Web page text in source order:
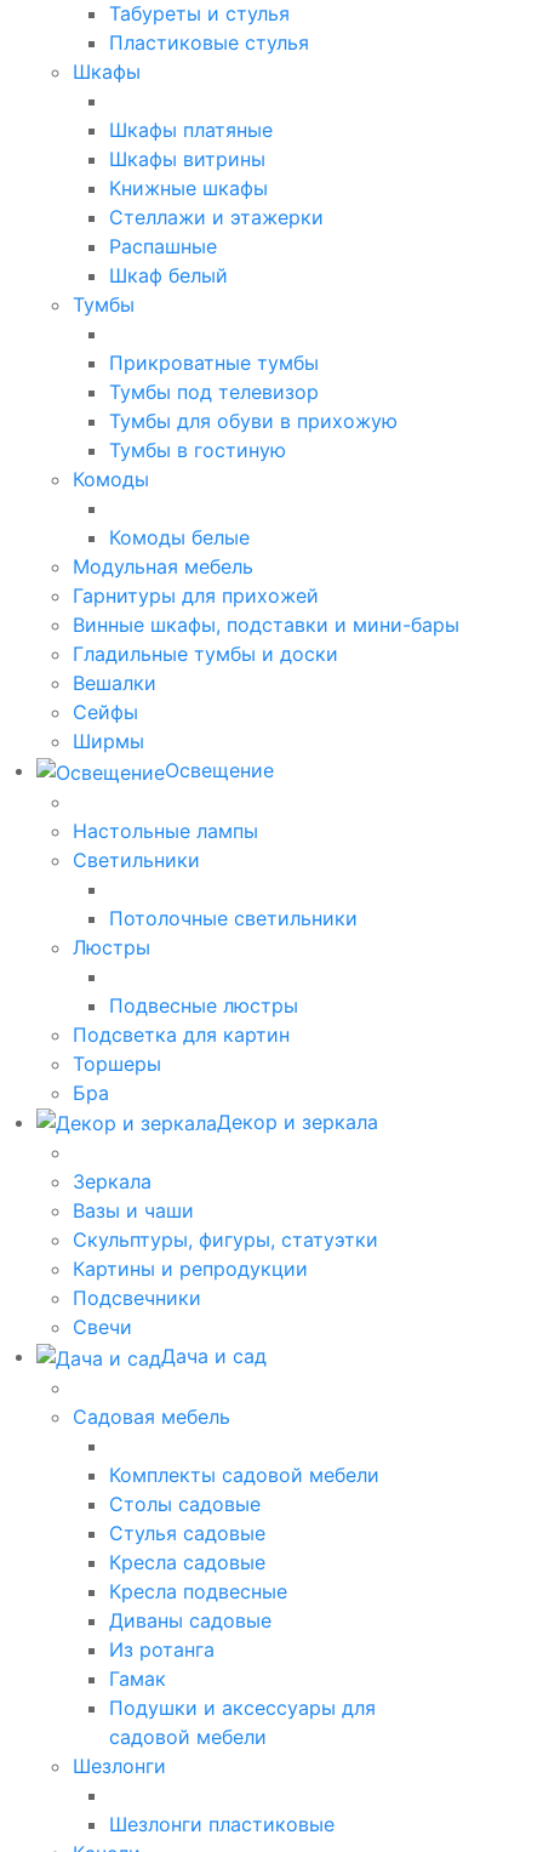
Табуреты и стулья
Пластиковые стулья
Шкафы
Шкафы платяные
Шкафы витрины
Книжные шкафы
Стеллажи и этажерки
Распашные
Шкаф белый
Тумбы
Прикроватные тумбы
Тумбы под телевизор
Тумбы для обуви в прихожую
Тумбы в гостиную
Комоды
Комоды белые
Модульная мебель
Гарнитуры для прихожей
Винные шкафы, подставки и мини-бары
Гладильные тумбы и доски
Вешалки
Сейфы
Ширмы
Освещение
Настольные лампы
Светильники
Потолочные светильники
Люстры
Подвесные люстры
Подсветка для картин
Торшеры
Бра
Декор и зеркала
Зеркала
Вазы и чаши
Скульптуры, фигуры, статуэтки
Картины и репродукции
Подсвечники
Свечи
Дача и сад
Садовая мебель
Комплекты садовой мебели
Столы садовые
Стулья садовые
Кресла садовые
Кресла подвесные
Диваны садовые
Из ротанга
Гамак
Подушки и аксессуары для
садовой мебели
Шезлонги
Шезлонги пластиковые